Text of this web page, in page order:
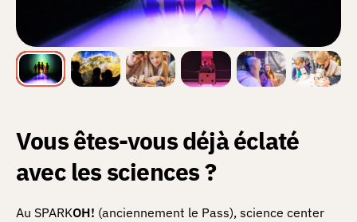
Vous êtes-vous déjà éclaté
avec les sciences ?
Au SPARKOH! (anciennement le Pass), science center